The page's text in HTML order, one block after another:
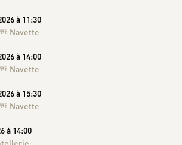
à 11:30
Navette
à 14:00
Navette
à 15:30
Navette
à 14:00